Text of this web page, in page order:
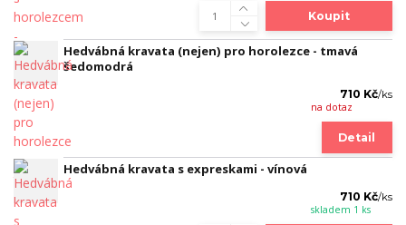
Koupit
Hedvábná kravata (nejen) pro horolezce - tmavá
šedomodrá
710 Kč/ks
na dotaz
Detail
Hedvábná kravata s expreskami - vínová
710 Kč/ks
skladem 1 ks